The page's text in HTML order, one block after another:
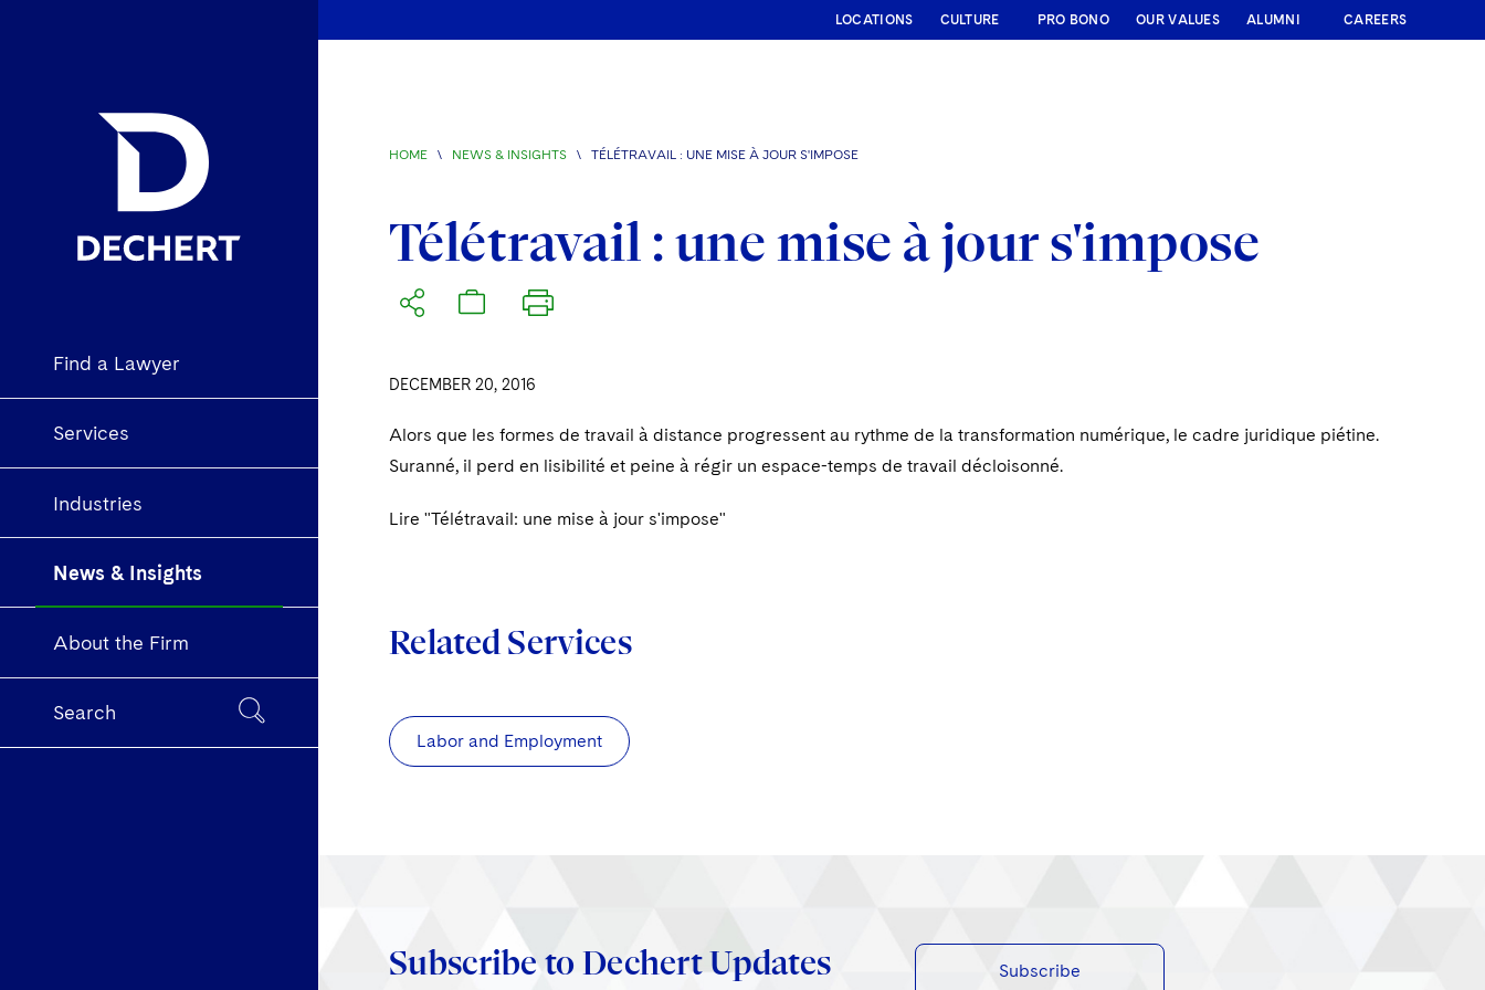
Find a Lawyer
Services
Industries
News & Insights
About the Firm
Search
LOCATIONS CULTURE PRO BONO OUR VALUES ALUMNI CAREERS
HOME \ NEWS & INSIGHTS \ TÉLÉTRAVAIL : UNE MISE À JOUR S'IMPOSE
Télétravail : une mise à jour s'impose
DECEMBER 20, 2016
Alors que les formes de travail à distance progressent au rythme de la transformation numérique, le cadre juridique piétine.
Suranné, il perd en lisibilité et peine à régir un espace-temps de travail décloisonné.
Lire "Télétravail: une mise à jour s'impose"
Related Services
Labor and Employment
Subscribe to Dechert Updates Subscribe